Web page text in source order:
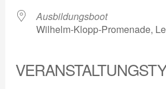
Ausbildungsboot
Wilhelm-Klopp-Promenade,